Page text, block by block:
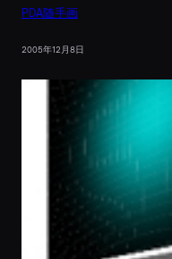
PDA随手画
2005年12月8日